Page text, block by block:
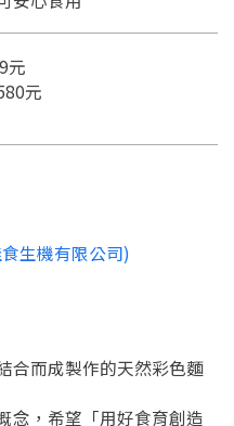
元
元
生機有限公司)
合而成製作的天然彩色麵
念，希望「用好食育創造